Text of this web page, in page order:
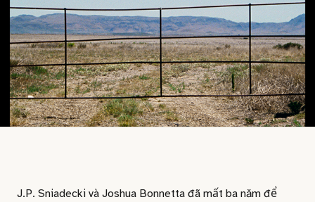
J.P. Sniadecki và Joshua Bonnetta đã mất ba năm để